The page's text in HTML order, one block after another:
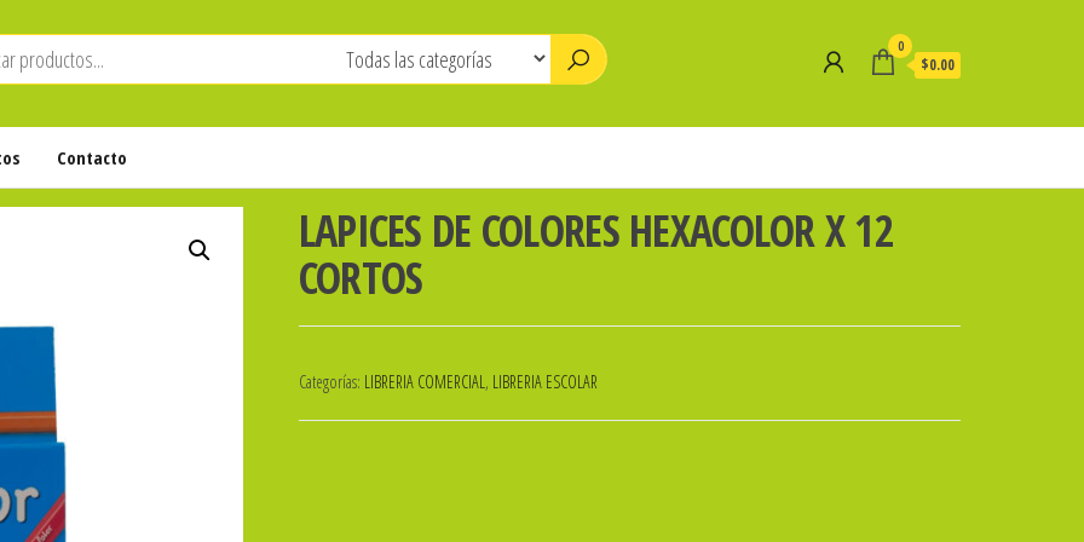
0
$0.00
Contacto
LAPICES DE COLORES HEXACOLOR X 12
CORTOS
Categorías: LIBRERIA COMERCIAL, LIBRERIA ESCOLAR